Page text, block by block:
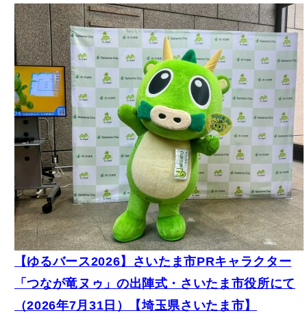
【ゆるバース2026】さいたま市PRキャラクター
「つなが竜ヌゥ」の出陣式・さいたま市役所にて
（2026年7月31日）【埼玉県さいたま市】